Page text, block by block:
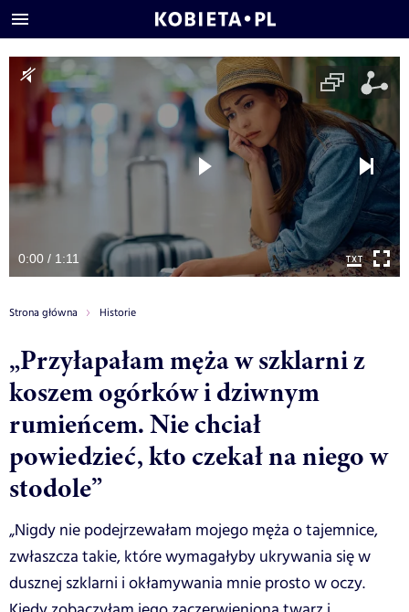
0:00 / 1:11
Strona główna Historie
„Przyłapałam męża w szklarni z
koszem ogórków i dziwnym
rumieńcem. Nie chciał
powiedzieć, kto czekał na niego w
stodole”
„Nigdy nie podejrzewałam mojego męża o tajemnice,
zwłaszcza takie, które wymagałyby ukrywania się w
dusznej szklarni i okłamywania mnie prosto w oczy.